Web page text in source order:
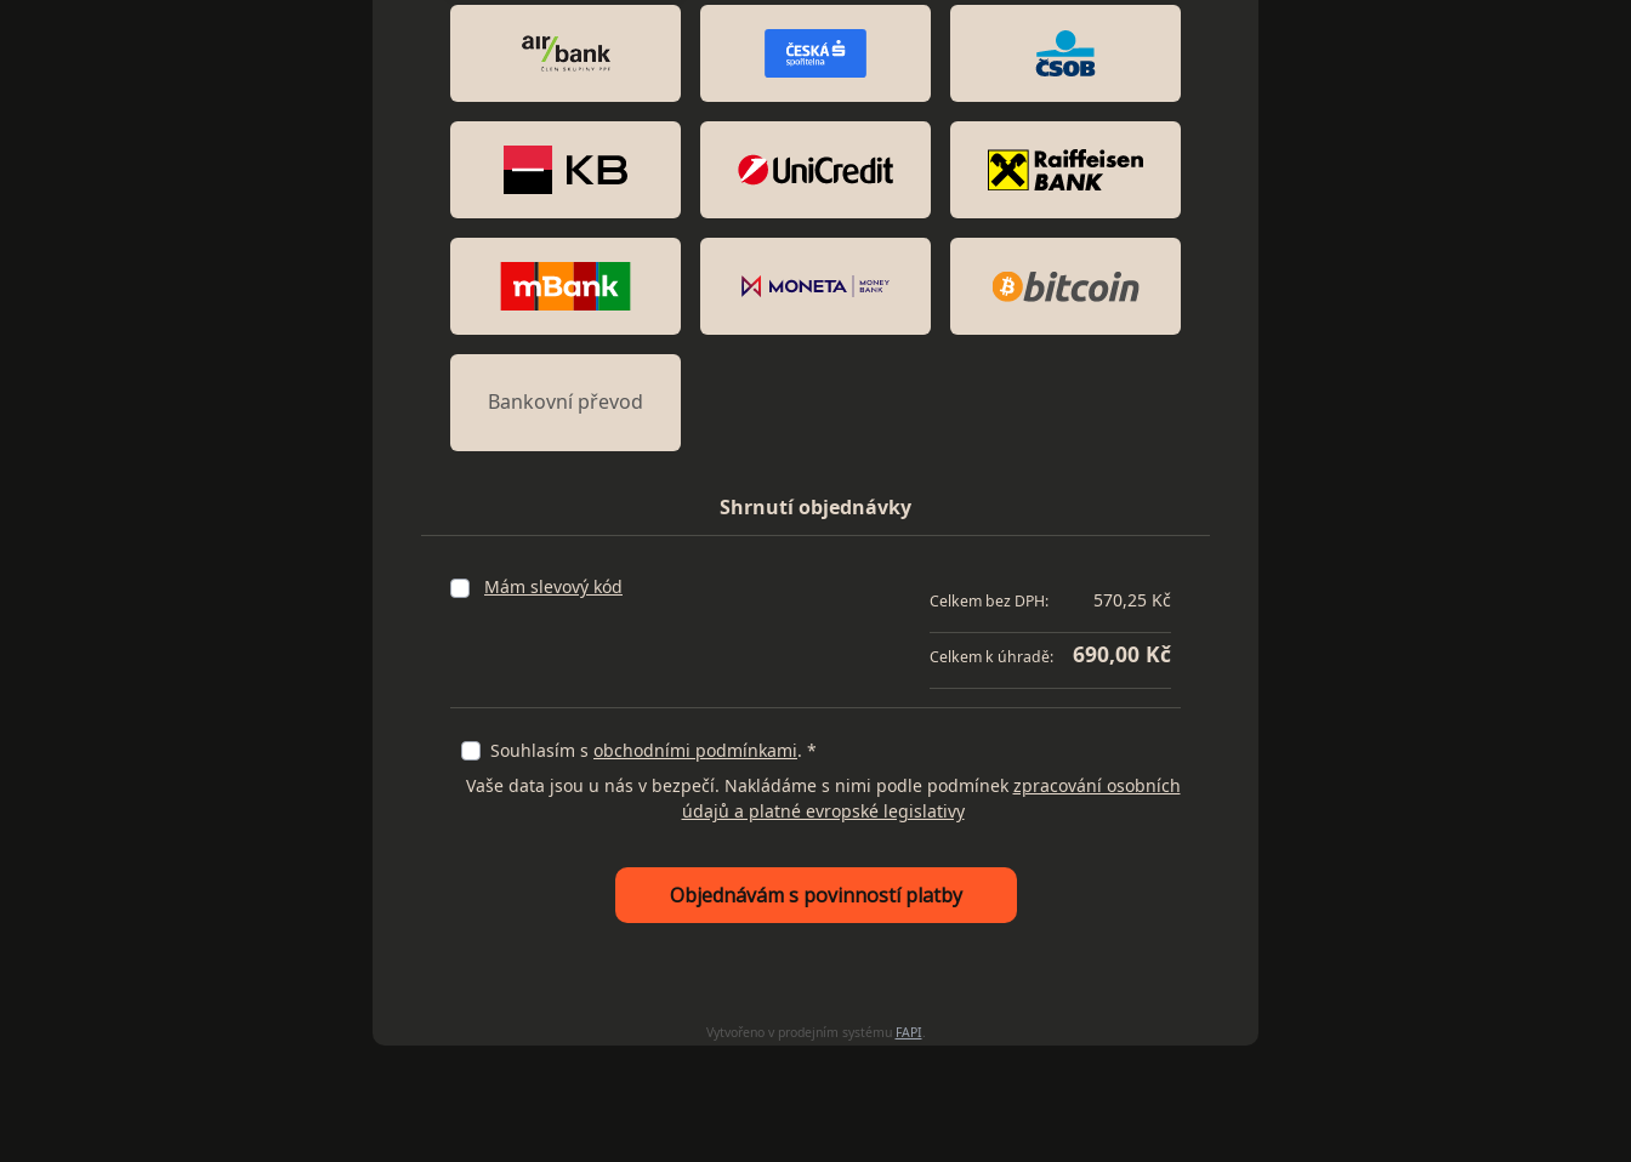
Bankovní převod
Shrnutí objednávky
Mám slevový kód
Celkem bez DPH: 570,25 Kč
Celkem k úhradě: 690,00 Kč
Souhlasím s obchodními podmínkami. *
Vaše data jsou u nás v bezpečí. Nakládáme s nimi podle podmínek zpracování osobních
údajů a platné evropské legislativy
Objednávám s povinností platby
Vytvořeno v prodejním systému FAPI